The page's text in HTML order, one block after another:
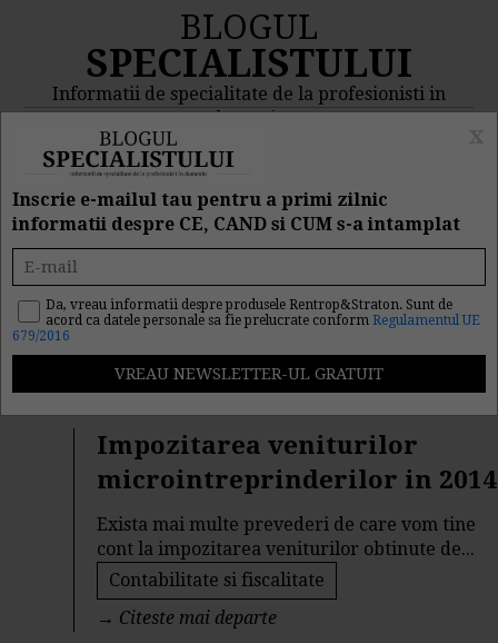
BLOGUL
SPECIALISTULUI
Informatii de specialitate de la profesionisti in
domeniu
MENIU
Rezultat cautare
"penalitati de intarziere"
Cautarea facuta dupa cuvantul/sirul de cuvinte
penalitati de intarziere" a returnat 31 articole.
Impozitarea veniturilor
microintreprinderilor in 2014
Exista mai multe prevederi de care vom tine
cont la impozitarea veniturilor obtinute de...
Contabilitate si fiscalitate
→ Citeste mai departe
Inscrie e-mailul tau pentru a primi zilnic
informatii despre CE, CAND si CUM s-a intamplat
Da, vreau informatii despre produsele Rentrop&Straton. Sunt de
acord ca datele personale sa fie prelucrate conform Regulamentul UE
679/2016